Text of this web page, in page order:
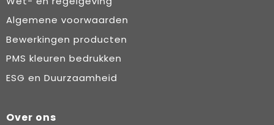
Algemene voorwaarden
Bewerkingen producten
PMS kleuren bedrukken
ESG en Duurzaamheid
Over ons